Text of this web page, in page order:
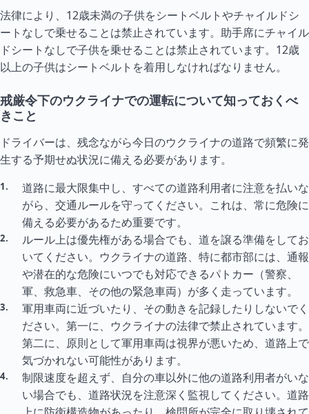
法律により、12歳未満の子供をシートベルトやチャイルドシ
ートなしで乗せることは禁止されています。助手席にチャイル
ドシートなしで子供を乗せることは禁止されています。12歳
以上の子供はシートベルトを着用しなければなりません。
戒厳令下のウクライナでの運転について知っておくべ
きこと
ドライバーは、残念ながら今日のウクライナの道路で頻繁に発
生する予期せぬ状況に備える必要があります。
道路に最大限集中し、すべての道路利用者に注意を払いな
がら、交通ルールを守ってください。これは、常に危険に
備える必要があるため重要です。
ルール上は優先権がある場合でも、道を譲る準備をしてお
いてください。ウクライナの道路、特に都市部には、通報
や潜在的な危険にいつでも対応できるパトカー（警察、
軍、救急車、その他の緊急車両）が多く走っています。
軍用車両に近づいたり、その動きを記録したりしないでく
ださい。第一に、ウクライナの法律で禁止されています。
第二に、原則として軍用車両は視界が悪いため、道路上で
気づかれない可能性があります。
制限速度を超えず、自分の車以外に他の道路利用者がいな
い場合でも、道路状況を注意深く監視してください。道路